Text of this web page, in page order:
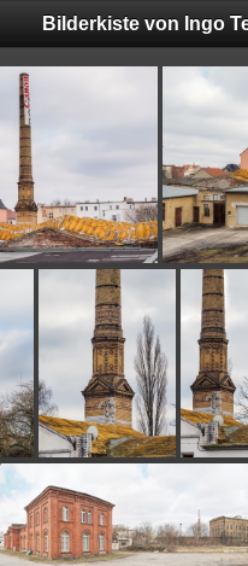
Bilderkiste von Ingo